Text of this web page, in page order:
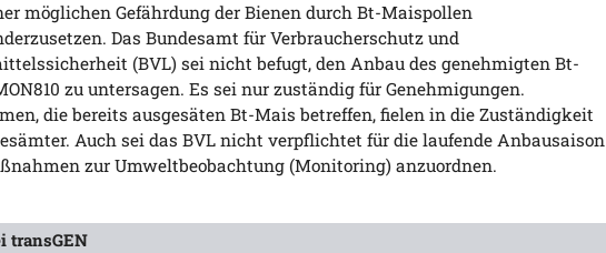
möglichen Gefährdung der Bienen durch Bt-Maispollen
Das Bundesamt für Verbraucherschutz und
(BVL) sei nicht befugt, den Anbau des genehmigten Bt-
zu untersagen. Es sei nur zuständig für Genehmigungen.
die bereits ausgesäten Bt-Mais betreffen, fielen in die Zuständigkeit
Auch sei das BVL nicht verpflichtet für die laufende Anbausaison
zur Umweltbeobachtung (Monitoring) anzuordnen.
transGEN